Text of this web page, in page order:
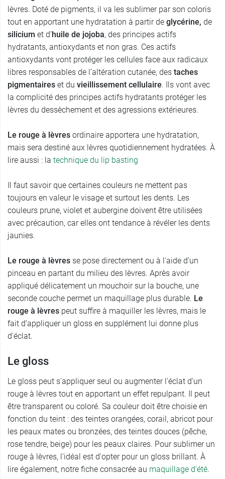
lèvres. Doté de pigments, il va les sublimer par son coloris
tout en apportant une hydratation à partir de glycérine, de
silicium et d’huile de jojoba, des principes actifs
hydratants, antioxydants et non gras. Ces actifs
antioxydants vont protéger les cellules face aux radicaux
libres responsables de l’altération cutanée, des taches
pigmentaires et du vieillissement cellulaire. Ils vont avec
la complicité des principes actifs hydratants protéger les
lèvres du dessèchement et des agressions extérieures.
Le rouge à lèvres ordinaire apportera une hydratation,
mais sera destiné aux lèvres quotidiennement hydratées. À
lire aussi : la technique du lip basting
Il faut savoir que certaines couleurs ne mettent pas
toujours en valeur le visage et surtout les dents. Les
couleurs prune, violet et aubergine doivent être utilisées
avec précaution, car elles ont tendance à révéler les dents
jaunies.
Le rouge à lèvres se pose directement ou à l'aide d'un
pinceau en partant du milieu des lèvres. Après avoir
appliqué délicatement un mouchoir sur la bouche, une
seconde couche permet un maquillage plus durable. Le
rouge à lèvres peut suffire à maquiller les lèvres, mais le
fait d’appliquer un gloss en supplément lui donne plus
d'éclat.
Le gloss
Le gloss peut s'appliquer seul ou augmenter l'éclat d'un
rouge à lèvres tout en apportant un effet repulpant. Il peut
être transparent ou coloré. Sa couleur doit être choisie en
fonction du teint : des teintes orangées, corail, abricot pour
les peaux mates ou bronzées, des teintes douces (pêche,
rose tendre, beige) pour les peaux claires. Pour sublimer un
rouge à lèvres, l'idéal est d'opter pour un gloss brillant. À
lire également, notre fiche consacrée au maquillage d'été.